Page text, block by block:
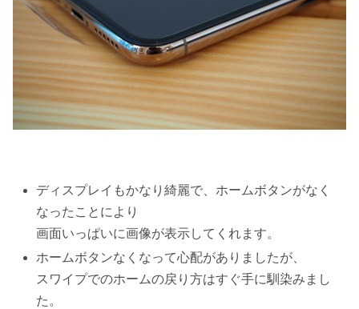
ディスプレイもかなり綺麗で、ホームボタンがなく
なったことにより
画面いっぱいに画像が表示してくれます。
ホームボタンなくなって心配がありましたが、
スワイプでのホームの戻り方はすぐ手に馴染みまし
た。